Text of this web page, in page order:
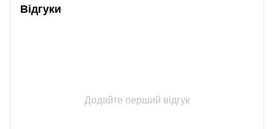
Відгуки
Додайте перший відгук